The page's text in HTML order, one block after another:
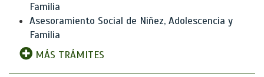
Familia
Asesoramiento Social de Niñez, Adolescencia y
Familia
MÁS TRÁMITES